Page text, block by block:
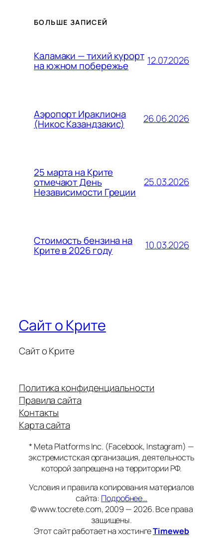
БОЛЬШЕ ЗАПИСЕЙ
Каламаки — тихий курорт
на южном побережье 12.07.2026
Аэропорт Ираклиона
(Никос Казандзакис) 26.06.2026
25 марта на Крите
отмечают День
Независимости Греции
25.03.2026
Стоимость бензина на
Крите в 2026 году 10.03.2026
Сайт о Крите
Сайт о Крите
Политика конфиденциальности
Правила сайта
Контакты
Карта сайта
* Meta Platforms Inc. (Facebook, Instagram) —
экстремистская организация, деятельность
которой запрещена на территории РФ.
Условия и правила копирования материалов
сайта: Подробнее…
© www.tocrete.com, 2009 — 2026. Все права
защищены.
Этот сайт работает на хостингеTimeweb